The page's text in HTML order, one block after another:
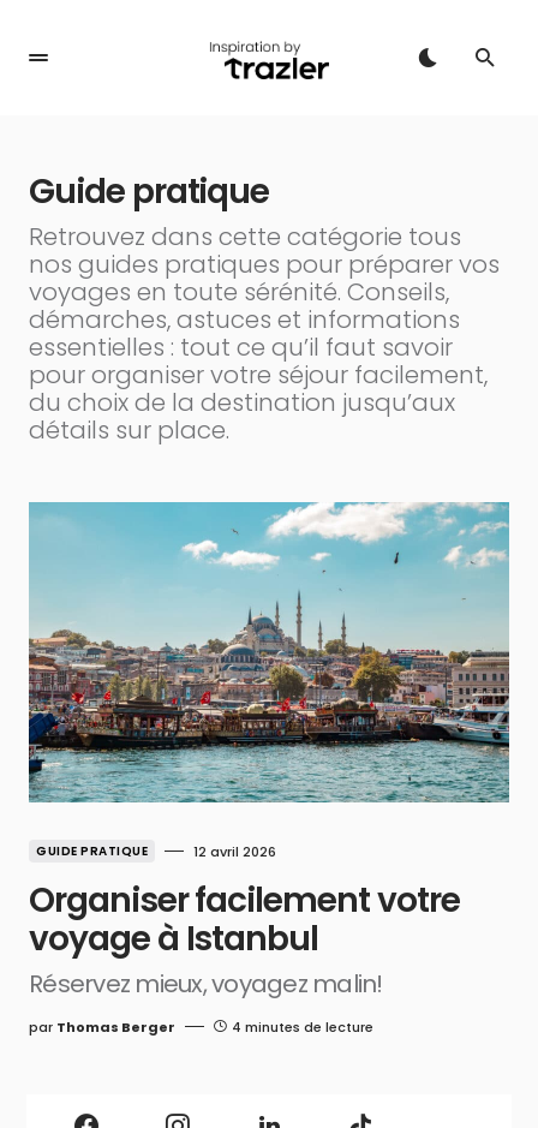
Guide pratique
Retrouvez dans cette catégorie tous
nos guides pratiques pour préparer vos
voyages en toute sérénité. Conseils,
démarches, astuces et informations
essentielles : tout ce qu’il faut savoir
pour organiser votre séjour facilement,
du choix de la destination jusqu’aux
détails sur place.
GUIDE PRATIQUE 12 avril 2026
Organiser facilement votre
voyage à Istanbul
Réservez mieux, voyagez malin!
par Thomas Berger 4 minutes de lecture